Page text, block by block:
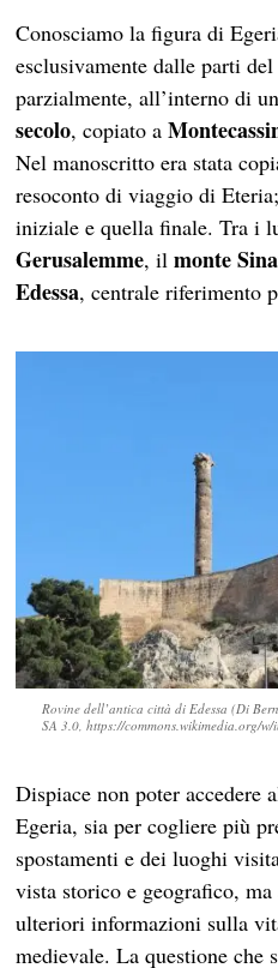
Conosciamo la figura di
esclusivamente dalle parti
parzialmente, all’interno di
secolo, copiato a
Nel manoscritto era stata
resoconto di viaggio di
iniziale e quella finale. Tra i
Gerusalemme, ilmonte
Edessa, centrale riferimento
Rovine dell’antica città di Edessa (Di
SA 3.0, https://commons.wikimedia.org/
Dispiace non poter accedere
Egeria, sia per cogliere più
spostamenti e dei luoghi
vista storico e geografico, ma
ulteriori informazioni sulla
medievale. La questione che